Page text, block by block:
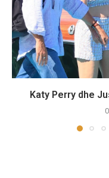
Katy Perry dhe